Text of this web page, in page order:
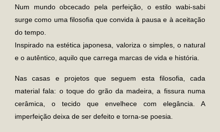
Num mundo obcecado pela perfeição, o estilo wabi-sabi
surge como uma filosofia que convida à pausa e à aceitação
do tempo.
Inspirado na estética japonesa, valoriza o simples, o natural
e o autêntico, aquilo que carrega marcas de vida e história.
Nas casas e projetos que seguem esta filosofia, cada
material fala: o toque do grão da madeira, a fissura numa
cerâmica, o tecido que envelhece com elegância. A
imperfeição deixa de ser defeito e torna-se poesia.